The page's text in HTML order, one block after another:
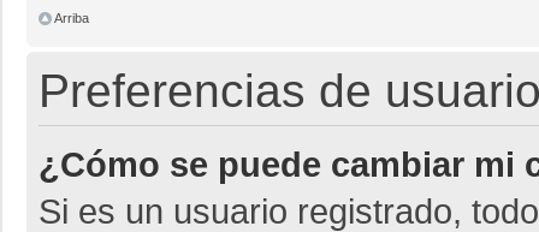
Arriba
Preferencias de
¿Cómo se puede cambiar mi
Si es un usuario registrado,